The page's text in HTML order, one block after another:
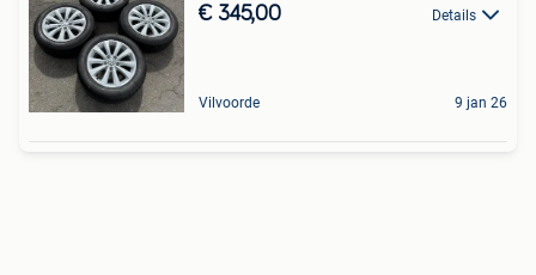
€ 345,00 Details
Vilvoorde 9 jan 26